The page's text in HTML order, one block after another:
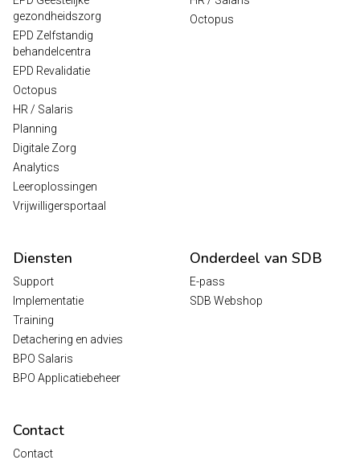
gezondheidszorg
EPD Zelfstandig
behandelcentra
EPD Revalidatie
Octopus
HR / Salaris
Planning
Digitale Zorg
Analytics
Leeroplossingen
Vrijwilligersportaal
Octopus
Diensten
Support
Implementatie
Training
Detachering en advies
BPO Salaris
BPO Applicatiebeheer
Onderdeel van SDB
E-pass
SDB Webshop
Contact
Contact